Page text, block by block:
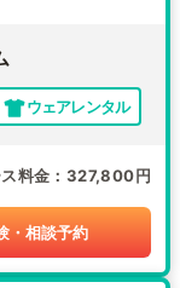
ウェアレンタル
料金 327,800円
・相談予約